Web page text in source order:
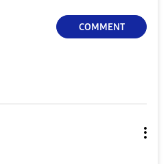
COMMENT